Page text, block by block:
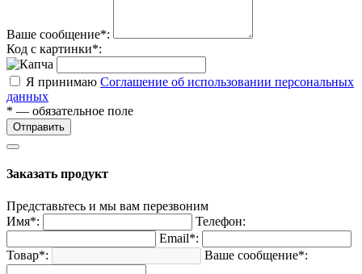
Ваше сообщение*:
Код с картинки*:
Я принимаю Соглашение об использовании персональных
данных
* — обязательное поле
Отправить
Заказать продукт
Представьтесь и мы вам перезвоним
Имя*:
Телефон:
Email*:
Товар*:
Ваше сообщение*: